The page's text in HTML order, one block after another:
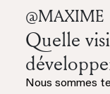
@MAXIME
Quelle
Nous sommes